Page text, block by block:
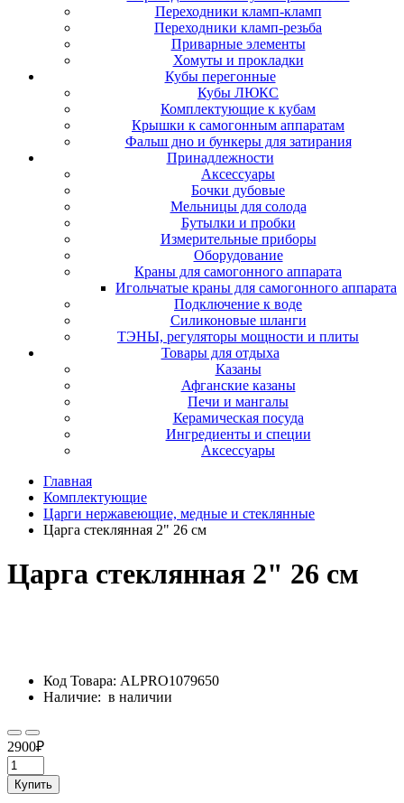
Переходники кламп-кламп
Переходники кламп-резьба
Приварные элементы
Хомуты и прокладки
Кубы перегонные
Кубы ЛЮКС
Комплектующие к кубам
Крышки к самогонным аппаратам
Фальш дно и бункеры для затирания
Принадлежности
Аксессуары
Бочки дубовые
Мельницы для солода
Бутылки и пробки
Измерительные приборы
Оборудование
Краны для самогонного аппарата
Игольчатые краны для самогонного аппарата
Подключение к воде
Силиконовые шланги
ТЭНЫ, регуляторы мощности и плиты
Товары для отдыха
Казаны
Афганские казаны
Печи и мангалы
Керамическая посуда
Ингредиенты и специи
Аксессуары
Главная
Комплектующие
Царги нержавеющие, медные и стеклянные
Царга стеклянная 2" 26 см
Царга стеклянная 2" 26 см
Код Товара: ALPRO1079650
Наличие: в наличии
2900₽
Купить